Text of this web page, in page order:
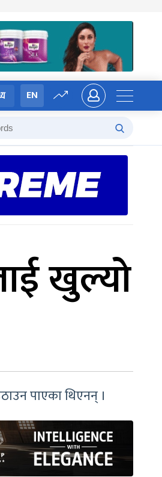
EN
खुल्यो
पाएका थिएनन् ।